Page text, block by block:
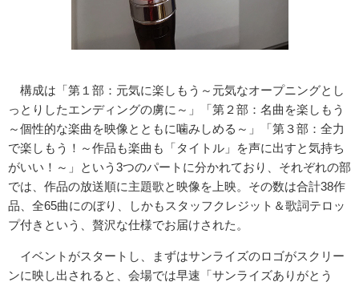
構成は「第１部：元気に楽しもう～元気なオープニングとし
っとりしたエンディングの虜に～」「第２部：名曲を楽しもう
～個性的な楽曲を映像とともに噛みしめる～」「第３部：全力
で楽しもう！～作品も楽曲も「タイトル」を声に出すと気持ち
がいい！～」という3つのパートに分かれており、それぞれの部
では、作品の放送順に主題歌と映像を上映。その数は合計38作
品、全65曲にのぼり、しかもスタッフクレジット＆歌詞テロッ
プ付きという、贅沢な仕様でお届けされた。
イベントがスタートし、まずはサンライズのロゴがスクリー
ンに映し出されると、会場では早速「サンライズありがとう